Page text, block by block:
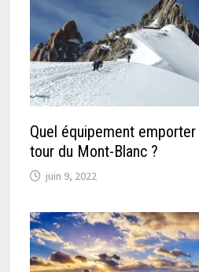
Quel équipement
tour du Mont-Blanc ?
juin 9, 2022